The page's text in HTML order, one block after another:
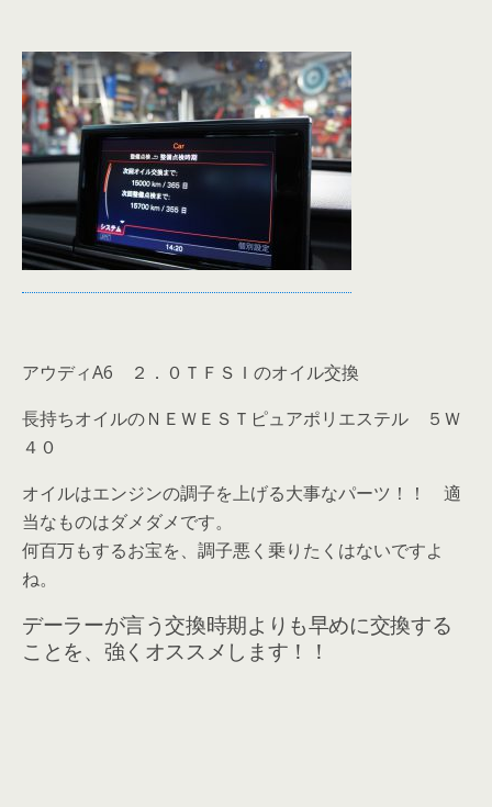
アウディA6 ２．０ＴＦＳＩのオイル交換
長持ちオイルのＮＥＷＥＳＴピュアポリエステル ５Ｗ
４０
オイルはエンジンの調子を上げる大事なパーツ！！ 適
当なものはダメダメです。
何百万もするお宝を、調子悪く乗りたくはないですよ
ね。
デーラーが言う交換時期よりも早めに交換する
ことを、強くオススメします！！